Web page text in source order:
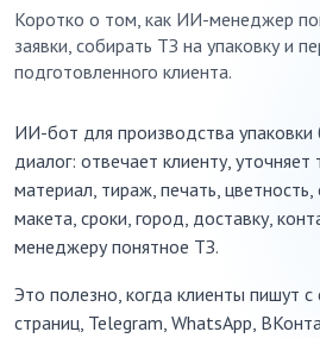
Коротко о том, как ИИ-менеджер
заявки, собирать ТЗ на упаковку и
подготовленного клиента.
ИИ-бот для производства упаковки
диалог: отвечает клиенту,
материал, тираж, печать, цветность,
макета, сроки, город, доставку,
менеджеру понятное ТЗ.
Это полезно, когда клиенты пишут с
страниц, Telegram, WhatsApp,